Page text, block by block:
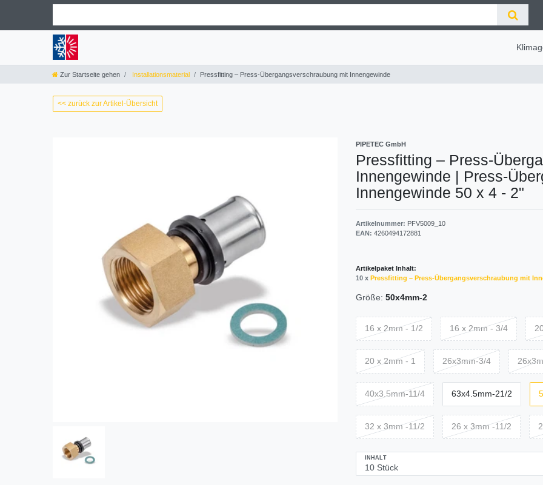
Zur Startseite gehen Installationsmaterial Pressfitting – Press-Übergangsverschraubung mit Innengewinde
<< zurück zur Artikel-Übersicht
PIPETEC GmbH
Pressfitting – Press-
Innengewinde | Press-
Innengewinde 50 x 4 - 2"
Artikelnummer: PFV5009_10
EAN: 4260494172881
Artikelpaket Inhalt:
10 x Pressfitting – Press-Übergangsverschraubung mit
Größe: 50x4mm-2
16 x 2mm - 1/2 16 x 2mm - 3/4
20 x 2mm - 1 26x3mm-3/4
40x3.5mm-11/4 63x4.5mm-21/2
32 x 3mm -11/2 26 x 3mm -11/2
INHALT